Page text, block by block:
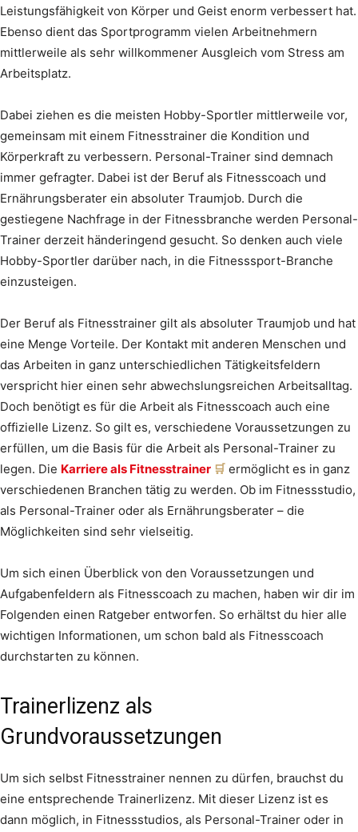
Leistungsfähigkeit von Körper und Geist enorm verbessert hat.
Ebenso dient das Sportprogramm vielen Arbeitnehmern
mittlerweile als sehr willkommener Ausgleich vom Stress am
Arbeitsplatz.
Dabei ziehen es die meisten Hobby-Sportler mittlerweile vor,
gemeinsam mit einem Fitnesstrainer die Kondition und
Körperkraft zu verbessern. Personal-Trainer sind demnach
immer gefragter. Dabei ist der Beruf als Fitnesscoach und
Ernährungsberater ein absoluter Traumjob. Durch die
gestiegene Nachfrage in der Fitnessbranche werden Personal-
Trainer derzeit händeringend gesucht. So denken auch viele
Hobby-Sportler darüber nach, in die Fitnesssport-Branche
einzusteigen.
Der Beruf als Fitnesstrainer gilt als absoluter Traumjob und hat
eine Menge Vorteile. Der Kontakt mit anderen Menschen und
das Arbeiten in ganz unterschiedlichen Tätigkeitsfeldern
verspricht hier einen sehr abwechslungsreichen Arbeitsalltag.
Doch benötigt es für die Arbeit als Fitnesscoach auch eine
offizielle Lizenz. So gilt es, verschiedene Voraussetzungen zu
erfüllen, um die Basis für die Arbeit als Personal-Trainer zu
legen. Die Karriere als Fitnesstrainer
ermöglicht es in ganz
verschiedenen Branchen tätig zu werden. Ob im Fitnessstudio,
als Personal-Trainer oder als Ernährungsberater – die
Möglichkeiten sind sehr vielseitig.
Um sich einen Überblick von den Voraussetzungen und
Aufgabenfeldern als Fitnesscoach zu machen, haben wir dir im
Folgenden einen Ratgeber entworfen. So erhältst du hier alle
wichtigen Informationen, um schon bald als Fitnesscoach
durchstarten zu können.
Trainerlizenz als
Grundvoraussetzungen
Um sich selbst Fitnesstrainer nennen zu dürfen, brauchst du
eine entsprechende Trainerlizenz. Mit dieser Lizenz ist es
dann möglich, in Fitnessstudios, als Personal-Trainer oder in